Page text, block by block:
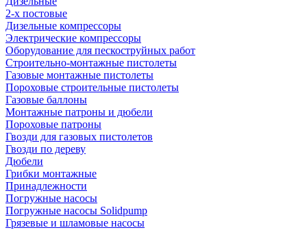
2-х постовые
Дизельные компрессоры
Электрические компрессоры
Оборудование для пескоструйных работ
Строительно-монтажные пистолеты
Газовые монтажные пистолеты
Пороховые строительные пистолеты
Газовые баллоны
Монтажные патроны и дюбели
Пороховые патроны
Гвозди для газовых пистолетов
Гвозди по дереву
Дюбели
Грибки монтажные
Принадлежности
Погружные насосы
Погружные насосы Solidpump
Грязевые и шламовые насосы